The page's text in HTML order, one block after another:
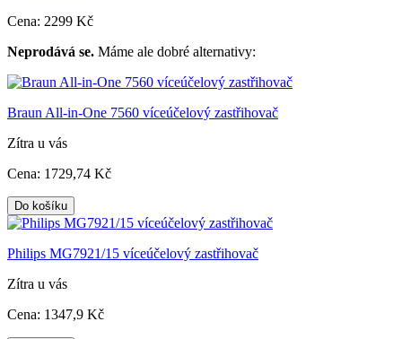
Cena: 2299 Kč
Neprodává se. Máme ale dobré alternativy:
Braun All-in-One 7560 víceúčelový zastřihovač
Zítra u vás
Cena: 1729,74 Kč
Do košíku
Philips MG7921/15 víceúčelový zastřihovač
Zítra u vás
Cena: 1347,9 Kč